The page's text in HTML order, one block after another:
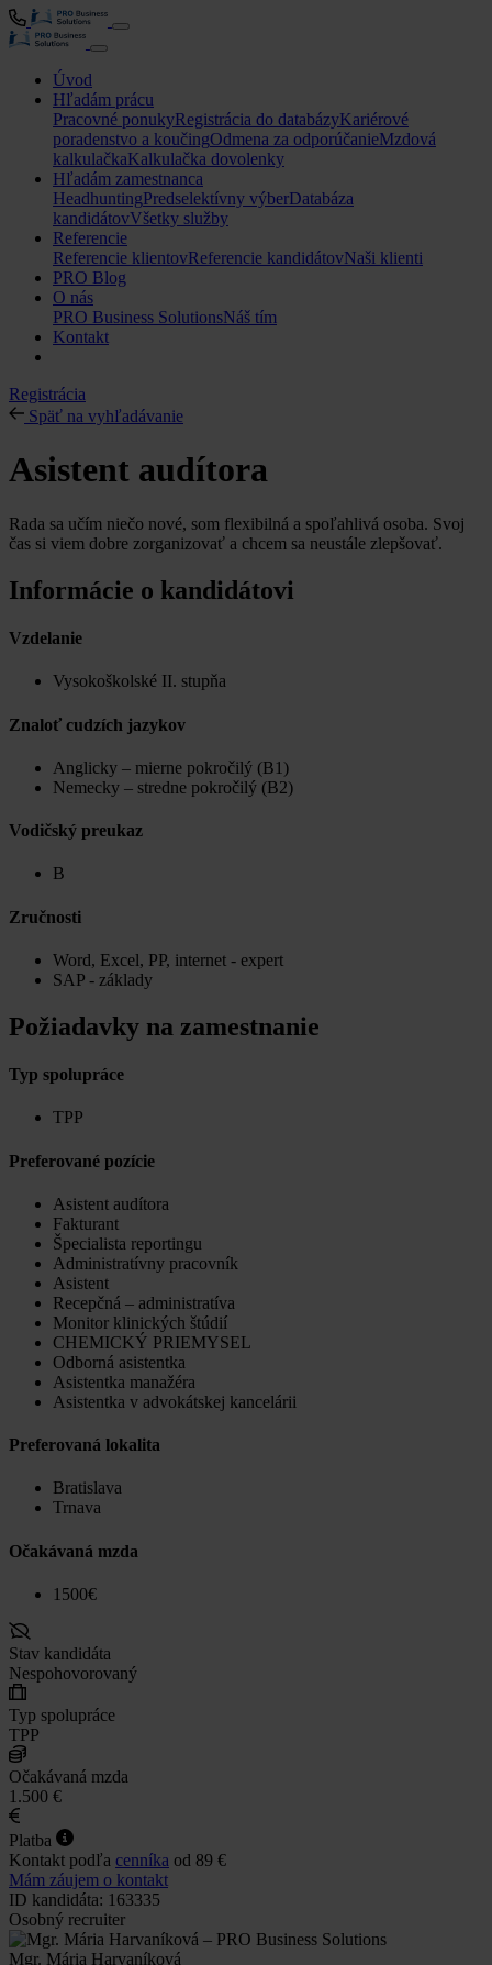
Úvod
Hľadám prácu
Pracovné ponukyRegistrácia do databázyKariérové
poradenstvo a koučingOdmena za odporúčanieMzdová
kalkulačkaKalkulačka dovolenky
Hľadám zamestnanca
HeadhuntingPredselektívny výberDatabáza
kandidátovVšetky služby
Referencie
Referencie klientovReferencie kandidátovNaši klienti
PRO Blog
O nás
PRO Business SolutionsNáš tím
Kontakt
Registrácia
Späť na vyhľadávanie
Asistent audítora
Rada sa učím niečo nové, som flexibilná a spoľahlivá osoba. Svoj
čas si viem dobre zorganizovať a chcem sa neustále zlepšovať.
Informácie o kandidátovi
Vzdelanie
Vysokoškolské II. stupňa
Znaloť cudzích jazykov
Anglicky – mierne pokročilý (B1)
Nemecky – stredne pokročilý (B2)
Vodičský preukaz
B
Zručnosti
Word, Excel, PP, internet - expert
SAP - základy
Požiadavky na zamestnanie
Typ spolupráce
TPP
Preferované pozície
Asistent audítora
Fakturant
Špecialista reportingu
Administratívny pracovník
Asistent
Recepčná – administratíva
Monitor klinických štúdií
CHEMICKÝ PRIEMYSEL
Odborná asistentka
Asistentka manažéra
Asistentka v advokátskej kancelárii
Preferovaná lokalita
Bratislava
Trnava
Očakávaná mzda
1500€
Stav kandidáta
Nespohovorovaný
Typ spolupráce
TPP
Očakávaná mzda
1.500 €
Platba
Kontakt podľa cenníka od 89 €
Mám záujem o kontakt
ID kandidáta: 163335
Osobný recruiter
Mgr. Mária Harvaníková